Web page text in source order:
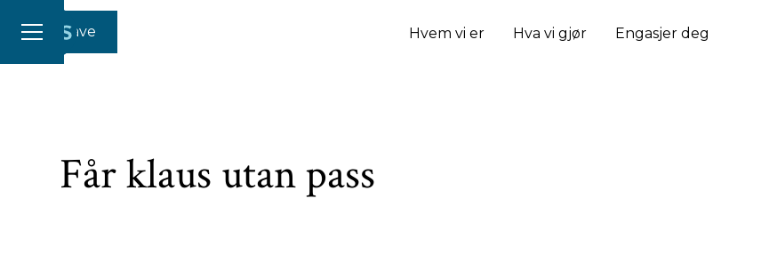
Hvem vi er Hva vi gjør Engasjer deg
Gi en gave
Får klaus utan pass